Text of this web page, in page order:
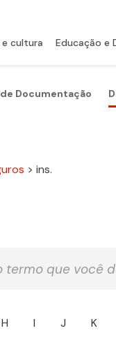
cultura Educação e
Documentação
> ins.
H I J K